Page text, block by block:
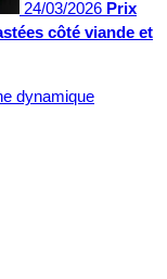
24/03/2026 Prix
côté viande et
dynamique